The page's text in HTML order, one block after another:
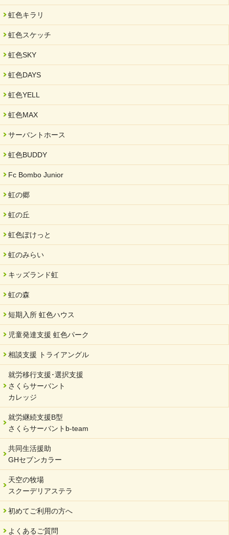
虹色キラリ
虹色スケッチ
虹色SKY
虹色DAYS
虹色YELL
虹色MAX
サーバントホース
虹色BUDDY
Fc Bombo Junior
虹の郷
虹の丘
虹色ぽけっと
虹のみらい
キッズランド虹
虹の森
短期入所 虹色ハウス
児童発達支援 虹色パーク
相談支援 トライアングル
就労移行支援･選択支援
さくらサーバント
カレッジ
就労継続支援B型
さくらサーバントb-team
共同生活援助
GHセブンカラー
天空の牧場
スクーデリアステラ
初めてご利用の方へ
よくあるご質問